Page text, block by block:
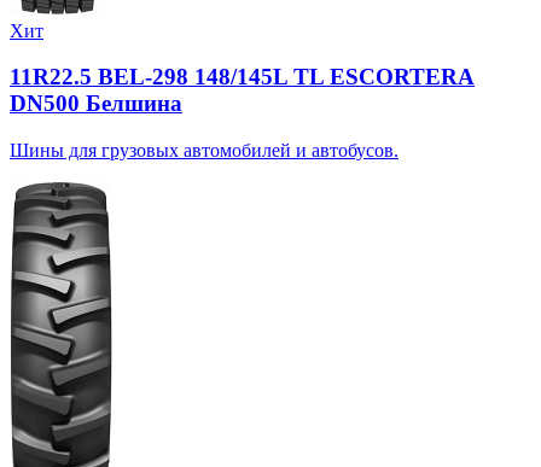
Хит
11R22.5 BEL-298 148/145L TL ESCORTERA
DN500 Белшина
Шины для грузовых автомобилей и автобусов.